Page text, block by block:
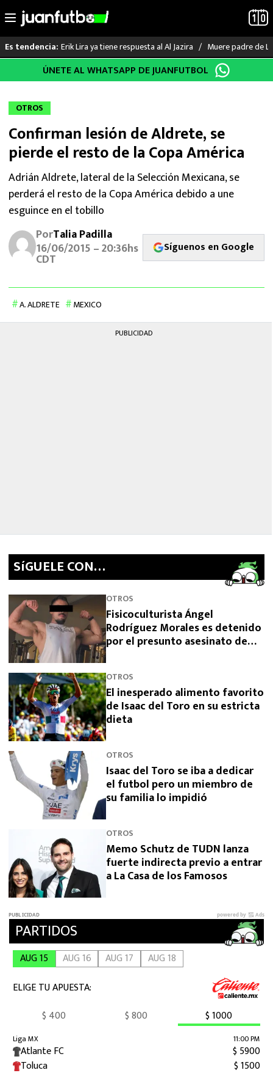
al
Es tendencia: Erik Lira ya tiene respuesta al Al Jazira Muere padre de
LO ÚLTIMO
LIGA MX
RAYADOS
PUMAS
ATLANTE
FUTBOL INTERNACIONAL
MEXICANOS EN EL EXTRANJERO
FUTBOL ESTUFA
ÚNETE AL WHATSAPP DE JUANFUTBOL
OTROS
Confirman lesión de Aldrete, se
pierde el resto de la Copa América
Adrián Aldrete, lateral de la Selección Mexicana, se
perderá el resto de la Copa América debido a une
esguince en el tobillo
PorTalia Padilla
16/06/2015 – 20:36hs
CDT
Síguenos en Google
A. ALDRETE MEXICO
PUBLICIDAD
SíGUELE CON…
OTROS
Fisicoculturista Ángel
Rodríguez Morales es detenido
por el presunto asesinato de
OTROS
El inesperado alimento favorito
de Isaac del Toro en su estricta
dieta
OTROS
Isaac del Toro se iba a dedicar
el futbol pero un miembro de
su familia lo impidió
OTROS
Memo Schutz de TUDN lanza
fuerte indirecta previo a entrar
a La Casa de los Famosos